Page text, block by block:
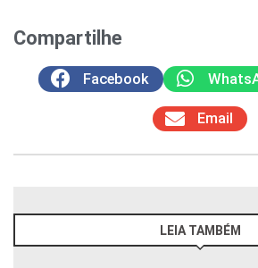
Compartilhe
Facebook
Email
LEIA TAMBÉM